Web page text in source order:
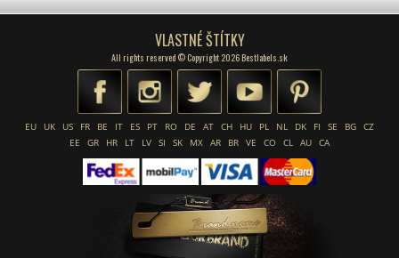
VLASTNÉ ŠTÍTKY
All rights reserved © Copyright 2026 Bestlabels.sk
EU UK US FR BE IT ES PT RO DE AT CH HU PL NL DK FI SE BG CZ
EE
GR HR LT LV SI SK MX AR BR VE CO CL AU CA